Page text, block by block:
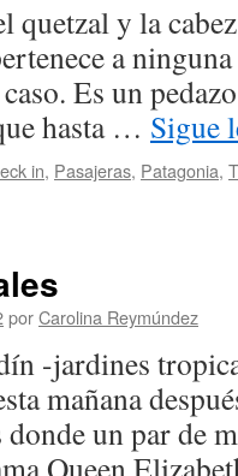
quetzal y la
a
Es un
hasta … Sigue
in, Pasajeras, Patagonia,
porCarolina Reymúndez
-jardines
mañana
un par de
Queen